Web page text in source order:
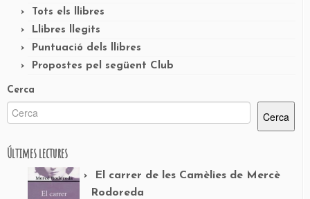
Tots els llibres
Llibres llegits
Puntuació dels llibres
Propostes pel següent Club
Cerca
Cerca
Últimes lectures
El carrer de les Camèlies de Mercè
Rodoreda